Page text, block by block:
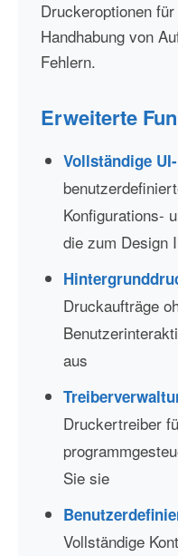
Druckeroptionen
Handhabung von
Fehlern.
Erweiterte
Vollständige
Konfigurations-
die zum Design
Druckaufträge
aus
Druckertreiber
Sie sie
Vollständige